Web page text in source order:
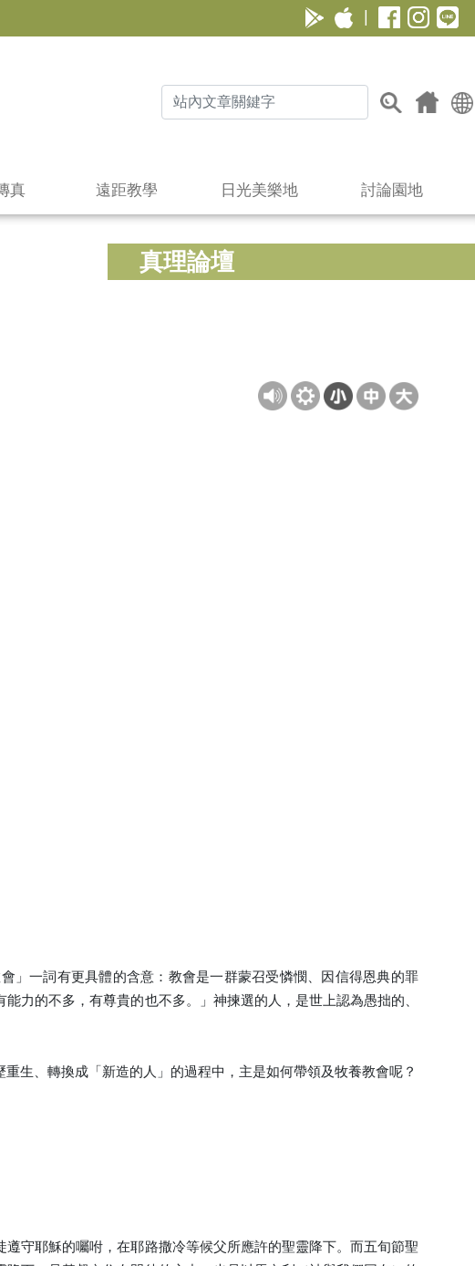
真 遠距教學 日光美樂地 討論園地
真理論壇
」一詞有更具體的含意：教會是一群蒙召受憐憫、因信得恩典的罪
力的不多，有尊貴的也不多。」神揀選的人，是世上認為愚拙的、
生、轉換成「新造的人」的過程中，主是如何帶領及牧養教會呢？
守耶穌的囑咐，在耶路撒冷等候父所應許的聖靈降下。而五旬節聖